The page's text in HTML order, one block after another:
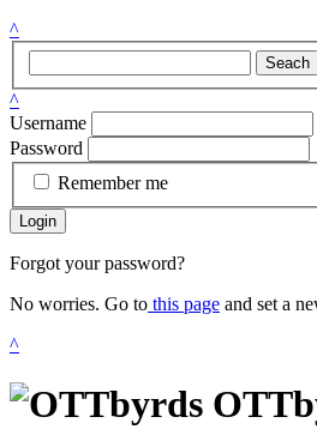
^
Seach
^
Username
Password
Remember me
Login
Forgot your password?
No worries. Go to this page and set a
^